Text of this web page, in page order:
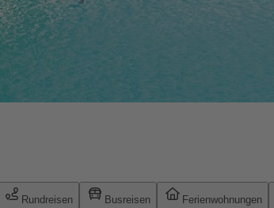
Rundreisen Busreisen Ferienwohnungen